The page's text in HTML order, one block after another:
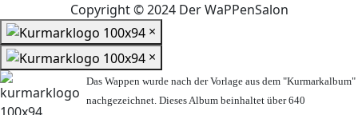
Copyright © 2024 Der WaPPenSalon
×
×
Das Wappen wurde nach der Vorlage aus dem "Kurmarkalbum"
nachgezeichnet. Dieses Album beinhaltet über 640